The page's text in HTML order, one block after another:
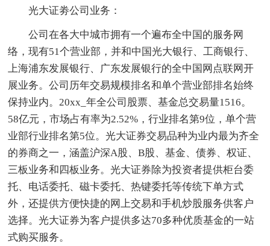
光大证劵公司业务：
公司在各大中城市拥有一个遍布全中国的服务网
络，现有51个营业部，并和中国光大银行、工商银行、
上海浦东发展银行、广东发展银行的全中国网点联网开
展业务。公司历年交易规模排名和单个营业部排名始终
保持业内。20xx_年全公司股票、基金总交易量1516。
58亿元，市场占有率为2.52%，行业排名第9位，单个营
业部行业排名第5位。光大证券交易品种为业内最为齐全
的券商之一，涵盖沪深A股、B股、基金、债券、权证、
三板业务和四板业务。光大证券除为投资者提供柜台委
托、电话委托、磁卡委托、热键委托等传统下单方式
外，还提供方便快捷的网上交易和手机炒股服务供客户
选择。光大证券为客户提供多达70多种优质基金的一站
式购买服务。